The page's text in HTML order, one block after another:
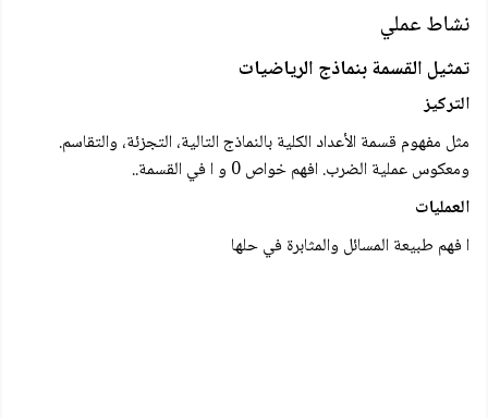
نشاط عملي
تمثيل القسمة بنماذج الرياضيات
التركيز
مثل مفهوم قسمة الأعداد الكلية بالنماذج التالية، التجزئة، والتقاسم.
ومعکوس عملية الضرب. افهم خواص 0 و ا في القسمة..
العمليات
ا فهم طبيعة المسائل والمثابرة في حلها